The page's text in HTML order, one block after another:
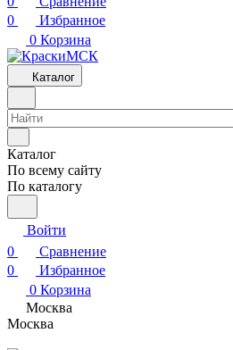
0
Избранное
0 Корзина
Каталог
Каталог
По всему сайту
По каталогу
Войти
0
Сравнение
0
Избранное
0 Корзина
Москва
Москва